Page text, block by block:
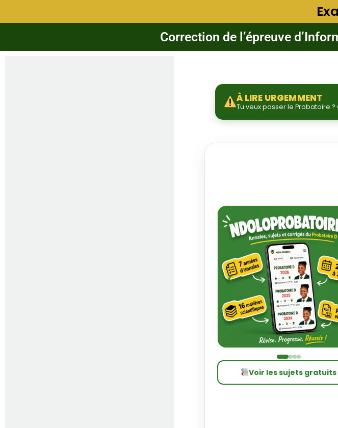
Correction de l’épreuve
À LIRE URGEMMENT
Tu veux passer le Probatoire
‹
Voir les sujets gratuits